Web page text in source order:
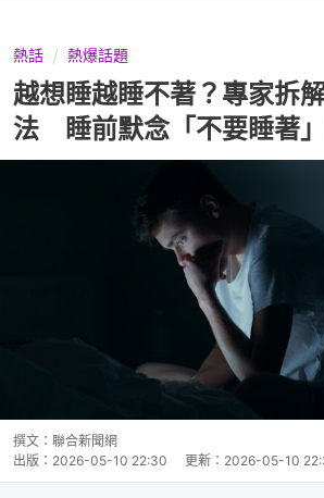
熱話 熱爆話題
越想睡越睡不著？專家拆
法 睡前默念「不要睡著
撰文： 聯合新聞網
出版： 2026-05-10 22:30 更新： 2026-05-10